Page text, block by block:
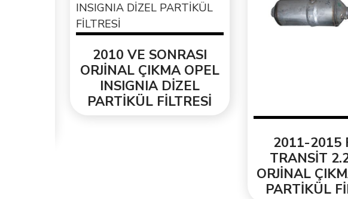
2010 VE SONRASI
ORJİNAL ÇIKMA OPEL
INSIGNIA DİZEL
PARTİKÜL FİLTRESİ
2011-2015
TRANSİT 2.2
ORJİNAL
PARTİKÜL